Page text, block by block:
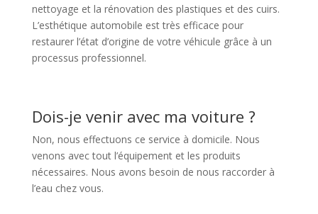
nettoyage et la rénovation des plastiques et des cuirs.
L’esthétique automobile est très efficace pour
restaurer l’état d’origine de votre véhicule grâce à un
processus professionnel.
Dois-je venir avec ma voiture ?
Non, nous effectuons ce service à domicile. Nous
venons avec tout l’équipement et les produits
nécessaires. Nous avons besoin de nous raccorder à
l’eau chez vous.